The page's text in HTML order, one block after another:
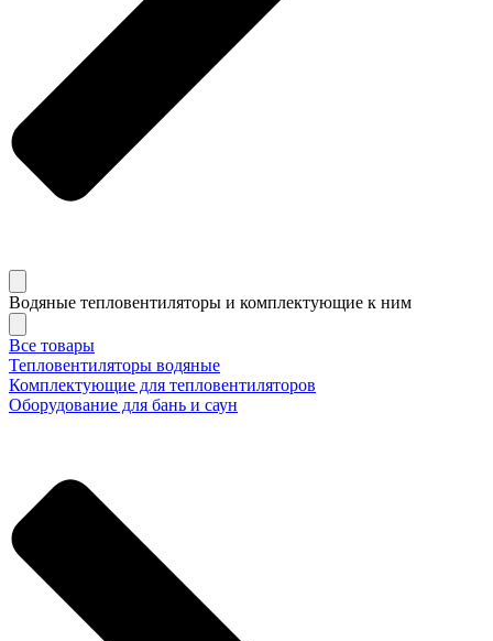
Водяные тепловентиляторы и комплектующие к ним
Все товары
Тепловентиляторы водяные
Комплектующие для тепловентиляторов
Оборудование для бань и саун